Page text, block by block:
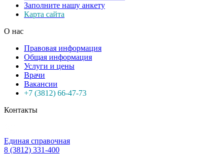
Заполните нашу анкету
Карта сайта
О нас
Правовая информация
Общая информация
Услуги и цены
Врачи
Вакансии
+7 (3812) 66-47-73
Контакты
Единая справочная
8 (3812) 331-400